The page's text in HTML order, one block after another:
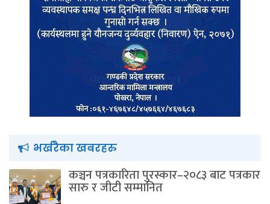
भर्खरैका खबरहरु
कञ्चन पत्रकारिता पुरस्कार–२०८३ बाट पत्रकार
सारु र जीटी सम्मानित